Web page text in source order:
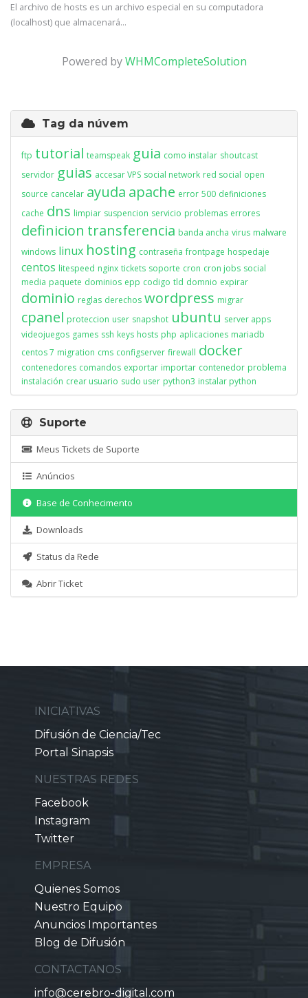
El archivo de hosts es un archivo especial en su computadora
(localhost) que almacenará...
Powered byWHMCompleteSolution
Tag da núvem
ftp tutorial teamspeak guia como instalar shoutcast
servidor guias accesar VPS social network red social open
source cancelar ayuda apache error 500 definiciones
cache dns limpiar suspencion servicio problemas errores
definicion transferencia banda ancha virus malware
windows linux hosting contraseña frontpage hospedaje
centos litespeed nginx tickets soporte cron cron jobs social
media paquete dominios epp codigo tld domnio expirar
dominio reglas derechos wordpress migrar
cpanel proteccion user snapshot ubuntu server apps
videojuegos games ssh keys hosts php aplicaciones mariadb
centos 7 migration cms configserver firewall docker
contenedores comandos exportar importar contenedor problema
instalación crear usuario sudo user python3 instalar python
Suporte
Meus Tickets de Suporte
Anúncios
Base de Conhecimento
Downloads
Status da Rede
Abrir Ticket
INICIATIVAS
Difusión de Ciencia/Tec
Portal Sinapsis
NUESTRAS REDES
Facebook
Instagram
Twitter
EMPRESA
Quienes Somos
Nuestro Equipo
Anuncios Importantes
Blog de Difusión
CONTACTANOS
info@cerebro-digital.com